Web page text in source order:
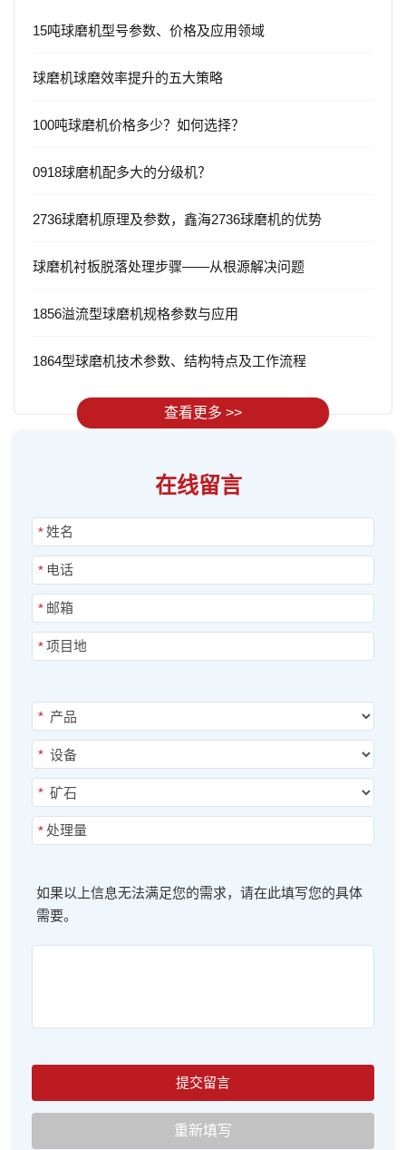
15吨球磨机型号参数、价格及应用领域
球磨机球磨效率提升的五大策略
100吨球磨机价格多少？如何选择？
0918球磨机配多大的分级机？
2736球磨机原理及参数，鑫海2736球磨机的优势
球磨机衬板脱落处理步骤——从根源解决问题
1856溢流型球磨机规格参数与应用
1864型球磨机技术参数、结构特点及工作流程
查看更多 >>
在线留言
*
*
*
*
*
*
*
*
如果以上信息无法满足您的需求，请在此填写您的具体
需要。